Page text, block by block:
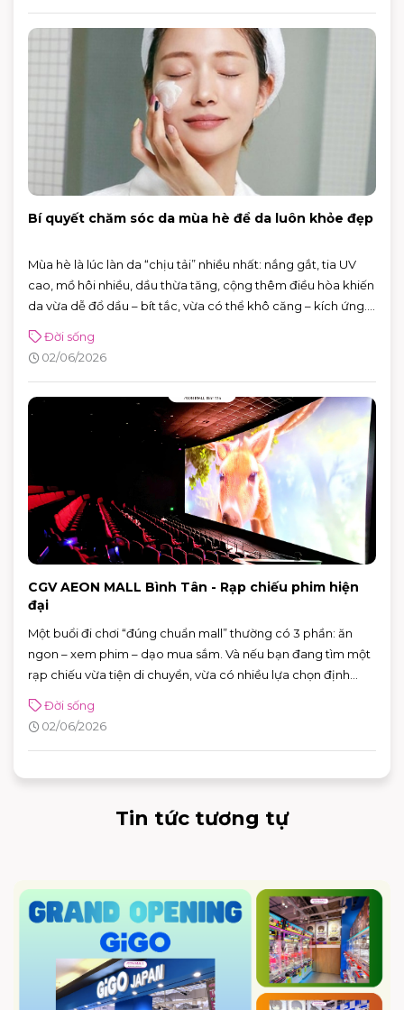
Bí quyết chăm sóc da mùa hè để da luôn khỏe đẹp
Mùa hè là lúc làn da “chịu tải” nhiều nhất: nắng gắt, tia UV
cao, mồ hôi nhiều, dầu thừa tăng, cộng thêm điều hòa khiến
da vừa dễ đổ dầu – bít tắc, vừa có thể khô căng – kích ứng.
đúng vài nguyên tắc: làm sạch vừa đủ, dưỡng ẩm nhẹ,
chống nắng đúng cách và xử lý mồ hôi thông minh, da sẽ dễ
Đời sống
02/06/2026
CGV AEON MALL Bình Tân - Rạp chiếu phim hiện
đại
Một buổi đi chơi “đúng chuẩn mall” thường có 3 phần: ăn
ngon – xem phim – dạo mua sắm. Và nếu bạn đang tìm một
rạp chiếu vừa tiện di chuyển, vừa có nhiều lựa chọn định
AEON MALL Bình Tân là điểm đến rất phù hợp cho cả gia
đình, nhóm bạn lẫn các buổi hẹn hò cuối tuần.
Đời sống
02/06/2026
Tin tức tương tự